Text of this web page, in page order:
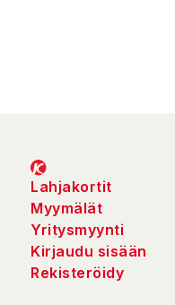
Lahjakortit
Myymälät
Yritysmyynti
Kirjaudu sisään
Rekisteröidy